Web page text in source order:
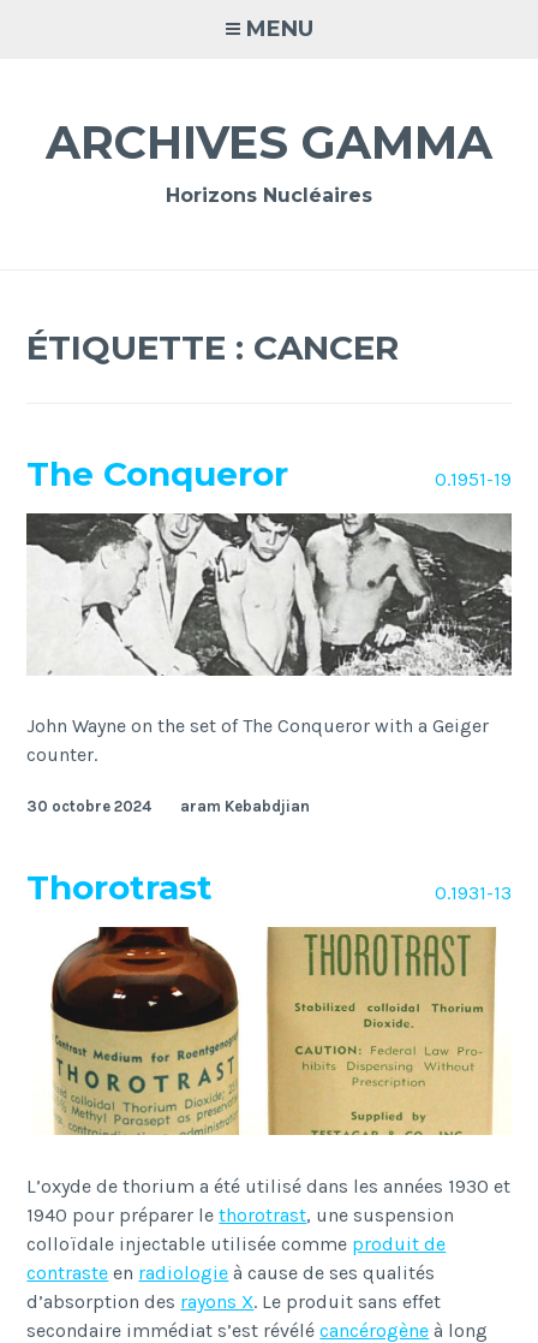
MENU
ARCHIVES GAMMA
Horizons Nucléaires
ÉTIQUETTE : CANCER
The Conqueror O.1951-19
John Wayne on the set of The Conqueror with a Geiger
counter.
30 octobre 2024 aram Kebabdjian
Thorotrast O.1931-13
L’oxyde de thorium a été utilisé dans les années 1930 et
1940 pour préparer lethorotrast, une suspension
colloïdale injectable utilisée comme produit de
contraste en radiologie à cause de ses qualités
d’absorption des rayons X. Le produit sans effet
secondaire immédiat s’est révélécancérogène à long